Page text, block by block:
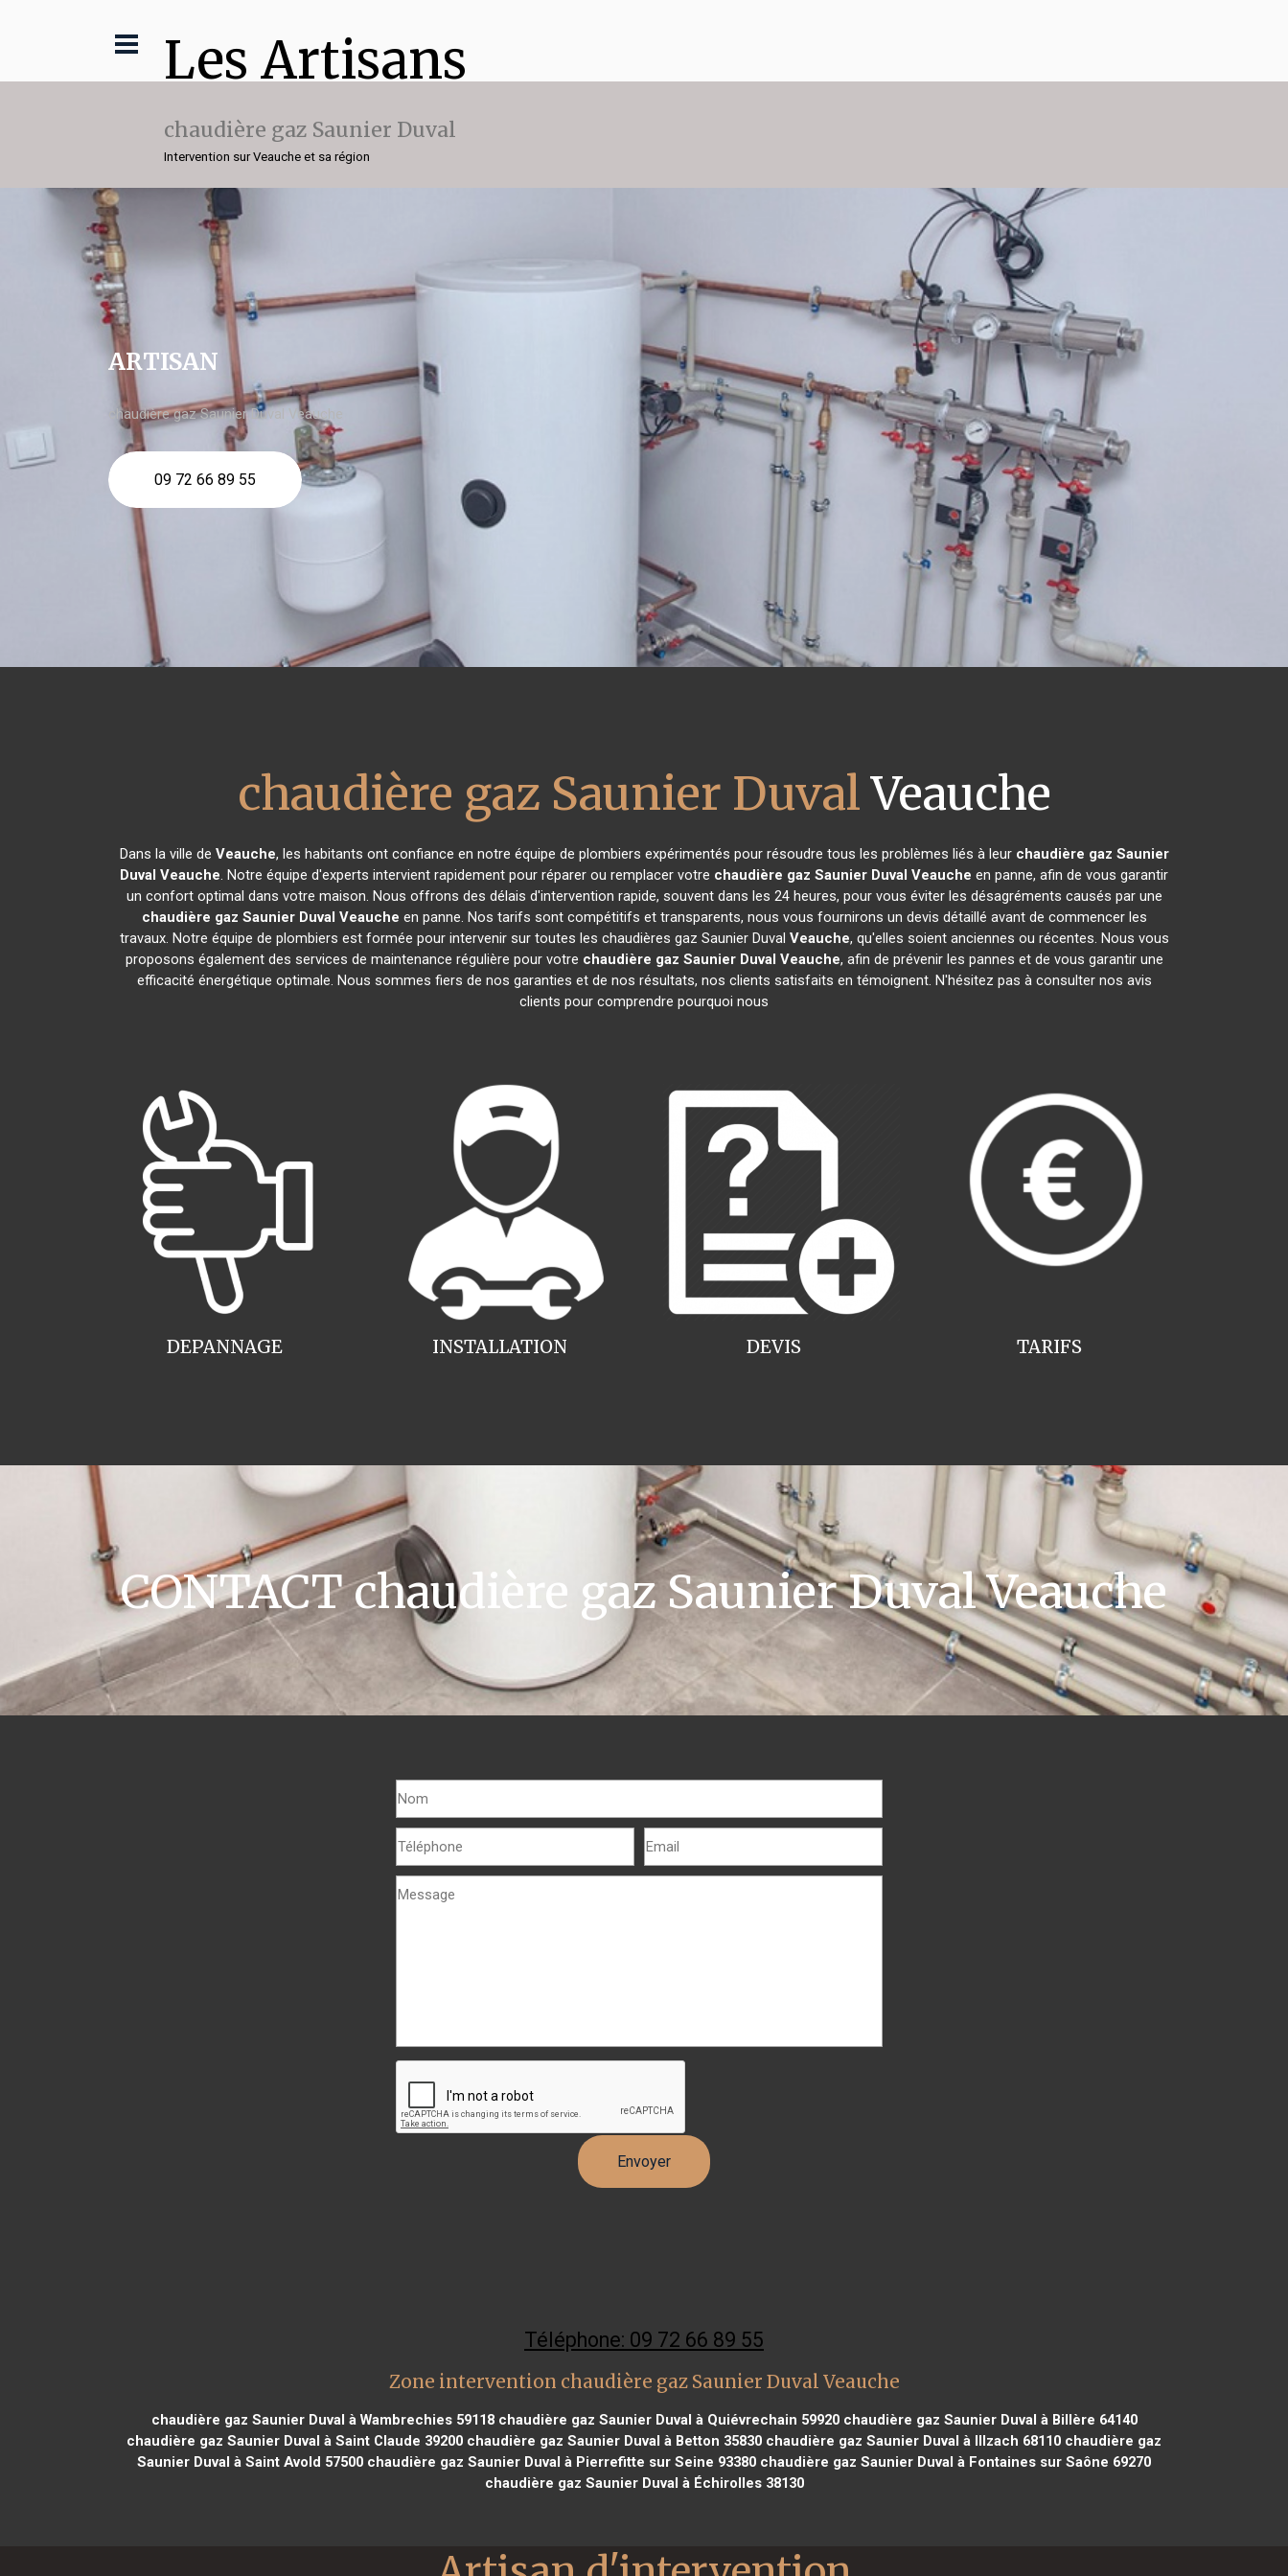
Les Artisans
chaudière gaz Saunier Duval
Intervention sur Veauche et sa région
ARTISAN
chaudière gaz Saunier Duval Veauche
09 72 66 89 55
chaudière gaz Saunier DuvalVeauche
Dans la ville de Veauche, les habitants ont confiance en notre équipe de plombiers expérimentés pour résoudre tous les problèmes liés à leur chaudière gaz Saunier
Duval Veauche. Notre équipe d'experts intervient rapidement pour réparer ou remplacer votre chaudière gaz Saunier Duval Veauche en panne, afin de vous garantir
un confort optimal dans votre maison. Nous offrons des délais d'intervention rapide, souvent dans les 24 heures, pour vous éviter les désagréments causés par une
chaudière gaz Saunier Duval Veauche en panne. Nos tarifs sont compétitifs et transparents, nous vous fournirons un devis détaillé avant de commencer les
travaux. Notre équipe de plombiers est formée pour intervenir sur toutes les chaudières gaz Saunier Duval Veauche, qu'elles soient anciennes ou récentes. Nous vous
proposons également des services de maintenance régulière pour votre chaudière gaz Saunier Duval Veauche, afin de prévenir les pannes et de vous garantir une
efficacité énergétique optimale. Nous sommes fiers de nos garanties et de nos résultats, nos clients satisfaits en témoignent. N'hésitez pas à consulter nos avis
clients pour comprendre pourquoi nous
INSTALLATION
DEPANNAGE TARIFS
DEVIS
CONTACT chaudière gaz Saunier Duval Veauche
Téléphone: 09 72 66 89 55
Zone intervention chaudière gaz Saunier Duval Veauche
chaudière gaz Saunier Duval à Wambrechies 59118chaudière gaz Saunier Duval à Quiévrechain 59920chaudière gaz Saunier Duval à Billère 64140
chaudière gaz Saunier Duval à Saint Claude 39200 chaudière gaz Saunier Duval à Betton 35830 chaudière gaz Saunier Duval à Illzach 68110 chaudière gaz
Saunier Duval à Saint Avold 57500 chaudière gaz Saunier Duval à Pierrefitte sur Seine 93380 chaudière gaz Saunier Duval à Fontaines sur Saône 69270
chaudière gaz Saunier Duval à Échirolles 38130